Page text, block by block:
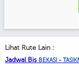
Lihat Rute Lain :
Jadwal Bis BEKASI -